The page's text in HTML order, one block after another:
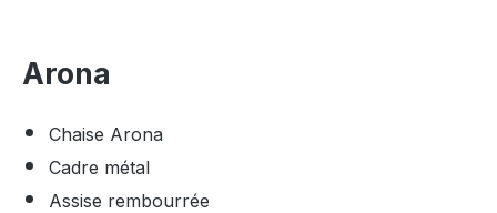
Arona
Chaise Arona
Cadre métal
Assise rembourrée